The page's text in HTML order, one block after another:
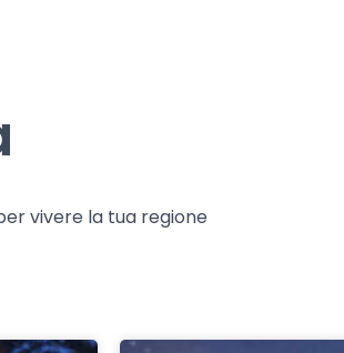
vivere la tua regione